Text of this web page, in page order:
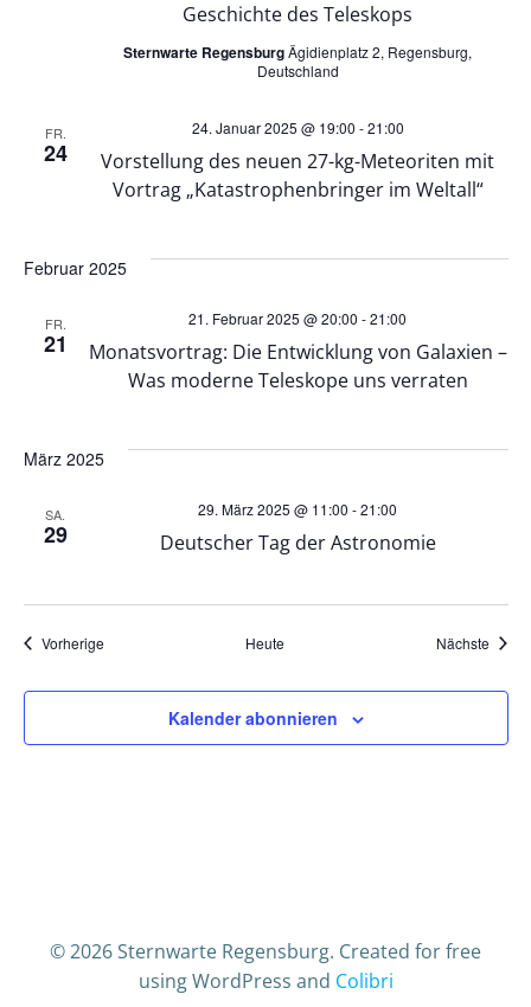
n
N
a
i
a
t
i
o
n
Geschichte des Teleskops
Sternwarte RegensburgÄgidienplatz 2, Regensburg,
Deutschland
FR.
24
Vorstellung des neuen 27-kg-Meteoriten mit
Vortrag „Katastrophenbringer im Weltall“
24. Januar 2025 @ 19:00 -21:00
Februar 2025
FR.
21
Monatsvortrag: Die Entwicklung von Galaxien –
Was moderne Teleskope uns verraten
21. Februar 2025 @ 20:00 -21:00
März 2025
SA.
29 Deutscher Tag der Astronomie
29. März 2025 @ 11:00 -21:00
VorherigeVeranstaltungen Heute Nächste
Kalender abonnieren
© 2026 Sternwarte Regensburg. Created for free
using WordPress and Colibri